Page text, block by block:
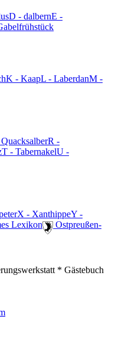
D - dalbernE -
K - KaapL - LaberdanM -
R -
T - TabernakelU -
X - XanthippeY -
Lexikon
️ Ostpreußen-
* Gästebuch